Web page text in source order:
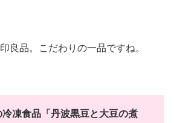
良品。こだわりの一品ですね。
凍食品「丹波黒豆と大豆の煮